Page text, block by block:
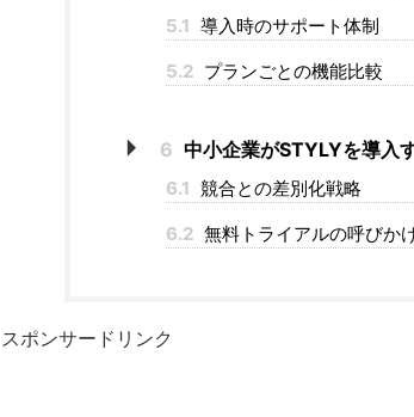
5.1 導入時のサポート体制
5.2 プランごとの機能比較
6 中小企業がSTYLYを導入
6.1 競合との差別化戦略
6.2 無料トライアルの呼びか
スポンサードリンク